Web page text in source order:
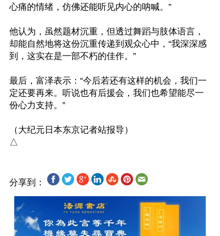
心痛的情绪，仿佛还能听见内心的呐喊。”
他认为，虽然题材沉重，但透过舞蹈与肢体语言，
却能自然地将这份沉重传递到观众心中，“我深深感
到，这实在是一部不朽的佳作。”
最后，富泽表示：“今后若还有这样的机会，我们一
定还要再来。听说也有后援会，我们也希望能尽一
份心力支持。”
（大纪元日本东京记者站报导）
分享到：